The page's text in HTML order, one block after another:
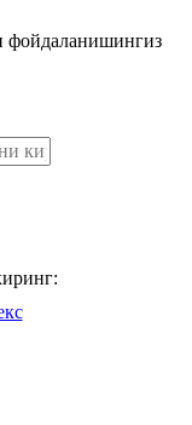
фойдаланишингиз